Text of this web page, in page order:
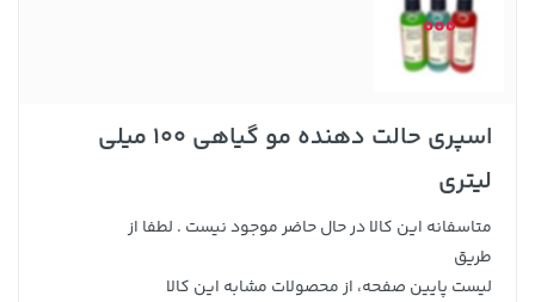
اسپری حالت دهنده مو گیاهی 100 میلی
لیتری
متاسفانه این کالا در حال حاضر موجود نیست . لطفا از
طریق
لیست پایین صفحه، از محصولات مشابه این کالا